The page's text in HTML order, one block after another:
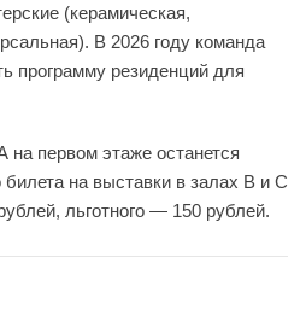
(керамическая,
В 2026 году команда
программу резиденций для
первом этаже останется
на выставки в залах B и C
льготного — 150 рублей.